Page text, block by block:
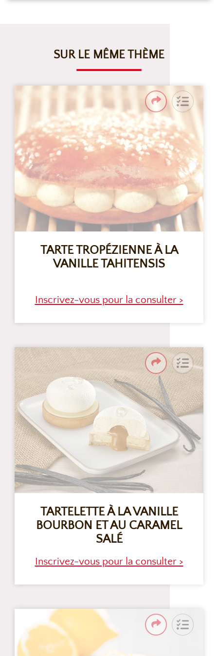
SUR LE MÊME THÈME
TARTE TROPÉZIENNE À LA
VANILLE TAHITENSIS
Inscrivez-vous pour la consulter >
TARTELETTE À LA VANILLE
BOURBON ET AU CARAMEL
SALÉ
Inscrivez-vous pour la consulter >